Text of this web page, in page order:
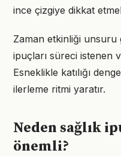
ince çizgiye dikkat
Zaman etkinliği unsuru
ipuçları süreci istenen
Esneklikle katılığı
ilerleme ritmi yaratır.
Neden sağlık
önemli?